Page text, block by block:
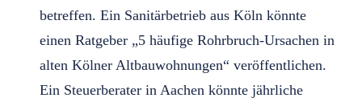
betreffen. Ein Sanitärbetrieb aus Köln könnte
einen Ratgeber „5 häufige Rohrbruch-Ursachen in
alten Kölner Altbauwohnungen“ veröffentlichen.
Ein Steuerberater in Aachen könnte jährliche